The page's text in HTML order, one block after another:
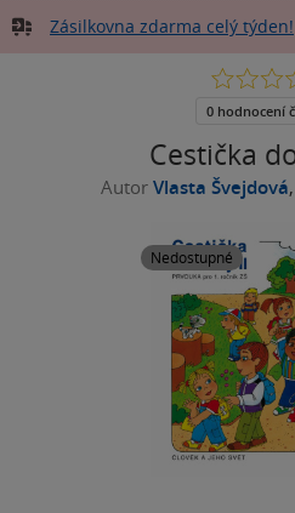
Zásilkovna zdarma celý týden!
Cestička
Autor Vlasta Švejdová,
Nedostupné
0.0
5
0 hodnocení